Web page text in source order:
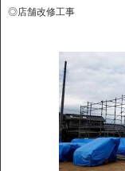
◎店舗改修工事